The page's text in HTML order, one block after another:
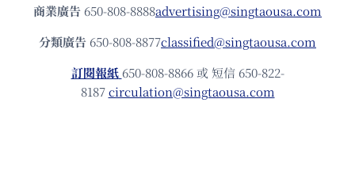
商業廣告 650-808-8888advertising@singtaousa.com
分類廣告 650-808-8877classified@singtaousa.com
訂閱報紙 650-808-8866 或 短信 650-822-
8187circulation@singtaousa.com